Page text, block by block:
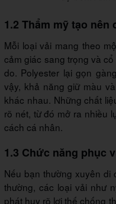
1.2 Thẩm mỹ tạo nên
Mỗi loại vải mang theo
cảm giác sang trọng và
do. Polyester lại gọn
vậy, khả năng giữ màu
khác nhau. Những chất
rõ nét, từ đó mở ra nhiều
cách cá nhân.
1.3 Chức năng phục
Nếu bạn thường xuyên di
thường, các loại vải như
phát huy rõ lợi thế chống